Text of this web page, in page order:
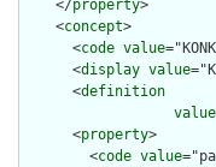
    </
property>
    <
concept>
      <
code value
      <
display value
      <
definition
value
      <
property>
        <
code value